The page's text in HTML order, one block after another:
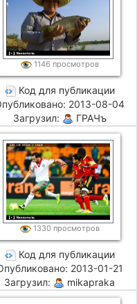
1146 просмотров
Код для публикации
2013-08-04
Загрузил:
ГРАЧъ
1330 просмотров
Код для публикации
2013-01-21
Загрузил:
mikapraka